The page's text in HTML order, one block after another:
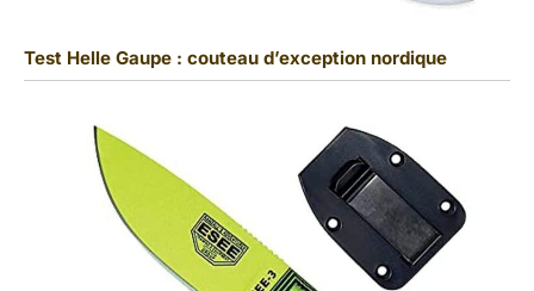
Test Helle Gaupe : couteau d’exception nordique